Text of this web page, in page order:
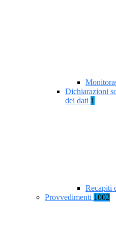
Dichiarazioni
dei dati 1
Recapiti
Provvedimenti 1002